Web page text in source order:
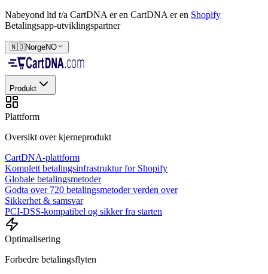
Nabeyond ltd t/a CartDNA er en CartDNA er en Shopify
Betalingsapp-utviklingspartner
🇳🇴NorgeNO
Produkt
Plattform
Oversikt over kjerneprodukt
CartDNA-plattform
Komplett betalingsinfrastruktur for Shopify
Globale betalingsmetoder
Godta over 720 betalingsmetoder verden over
Sikkerhet & samsvar
PCI-DSS-kompatibel og sikker fra starten
Optimalisering
Forbedre betalingsflyten